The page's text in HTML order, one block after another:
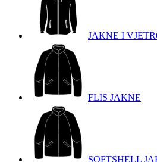
JAKNE I
FLIS JAKNE
SOFTSHELL